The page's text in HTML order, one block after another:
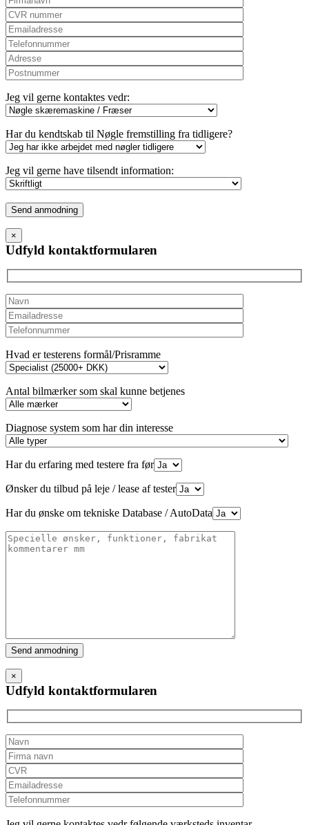
Jeg vil gerne kontaktes vedr:
Har du kendtskab til Nøgle fremstilling fra tidligere?
Jeg vil gerne have tilsendt information:
Please
leave
this
field
empty.
×
Udfyld kontaktformularen
Hvad er testerens formål/Prisramme
Antal bilmærker som skal kunne betjenes
Diagnose system som har din interesse
Har du erfaring med testere fra før
Ønsker du tilbud på leje / lease af tester
Har du ønske om tekniske Database / AutoData
Please
leave
this
field
empty.
×
Udfyld kontaktformularen